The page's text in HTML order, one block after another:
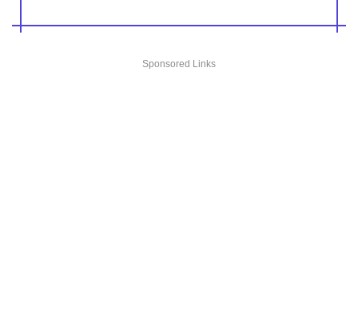
Sponsored Links